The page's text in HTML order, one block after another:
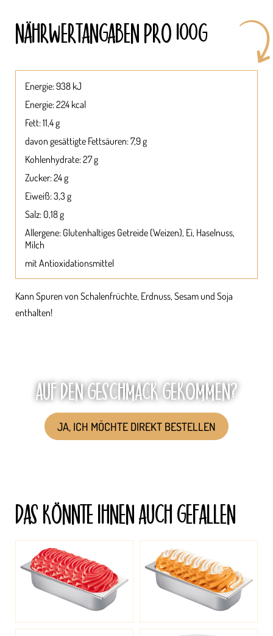
NÄHRWERT­ANGABEN PRO 100G
Energie: 938 kJ
Energie: 224 kcal
Fett: 11,4 g
davon gesättigte Fettsäuren: 7,9 g
Kohlenhydrate: 27 g
Zucker: 24 g
Eiweiß: 3,3 g
Salz: 0,18 g
Allergene: Glutenhaltiges Getreide (Weizen), Ei, Haselnuss,
Milch
mit Antioxidationsmittel
Kann Spuren von Schalenfrüchte, Erdnuss, Sesam und Soja
enthalten!
AUF DEN GESCHMACK GEKOMMEN?
JA, ICH MÖCHTE DIREKT BESTELLEN
DAS KÖNNTE IHNEN AUCH GEFALLEN